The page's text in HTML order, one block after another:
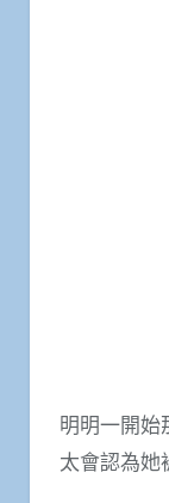
明明一開始
太會認為她